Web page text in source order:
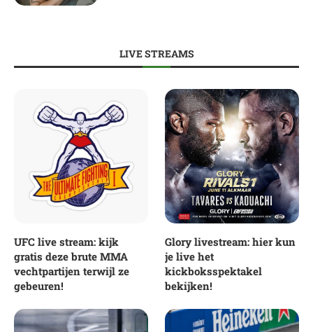
LIVE STREAMS
UFC live stream: kijk
gratis deze brute MMA
vechtpartijen terwijl ze
gebeuren!
Glory livestream: hier kun
je live het
kickboksspektakel
bekijken!